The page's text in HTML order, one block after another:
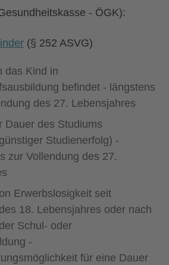
- ÖGK):
(§ 252 ASVG)
das Kind in
befindet - längstens
des 27. Lebensjahres
Dauer des Studiums
Studienerfolg) -
zur Vollendung des 27.
Erwerbslosigkeit seit
18. Lebensjahres oder nach
Schul- oder
-
für eine Dauer